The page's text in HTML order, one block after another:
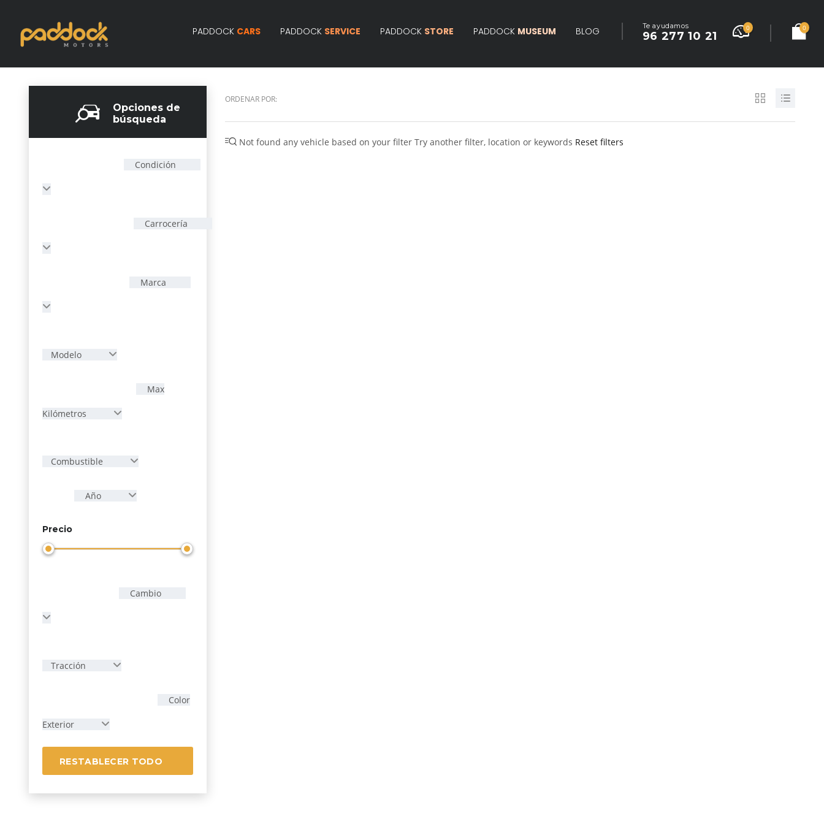
PADDOCK CARS PADDOCK SERVICE PADDOCK STORE PADDOCK MUSEUM BLOG Te ayudamos
96 277 10 21
0 0
Opciones de
búsqueda
Condición
Carrocería
Marca
Modelo
Max
Kilómetros
Combustible
Año
Precio
Cambio
Tracción
Color
Exterior
RESTABLECER TODO
ORDENAR POR:
Not found any vehicle based on your filter Try another filter, location or keywords Reset filters